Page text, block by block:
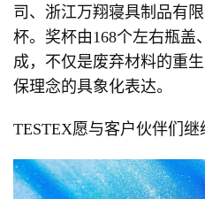
司、浙江万翔寝具制品有
杯。奖杯由168个左右瓶盖
成，不仅是废弃材料的重
保理念的具象化表达。
TESTEX愿与客户伙伴们继